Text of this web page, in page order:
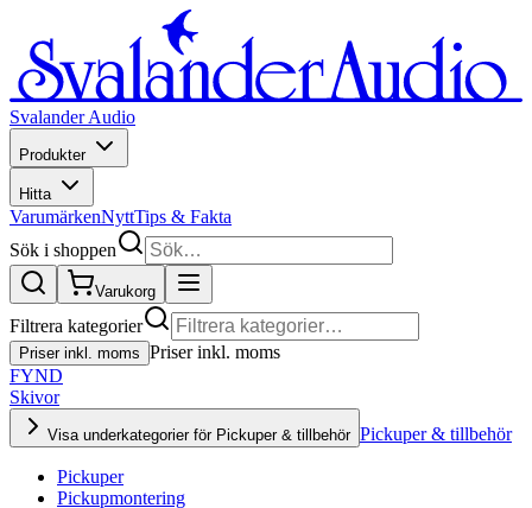
Svalander Audio
Produkter
Hitta
VarumärkenNyttTips & Fakta
Sök i shoppen
Varukorg
Filtrera kategorier
Priser inkl. moms Priser inkl. moms
FYND
Skivor
Visa underkategorier för Pickuper & tillbehör Pickuper & tillbehör
Pickuper
Pickupmontering